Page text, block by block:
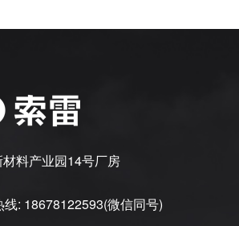
料产业园14号厂房
: 18678122593(微信同号)